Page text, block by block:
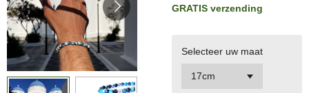
GRATIS verzending
Selecteer uw maat